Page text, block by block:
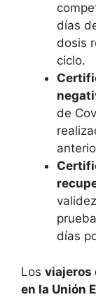
días
dosis
ciclo.
de
días
Los viajeros
en la Unión